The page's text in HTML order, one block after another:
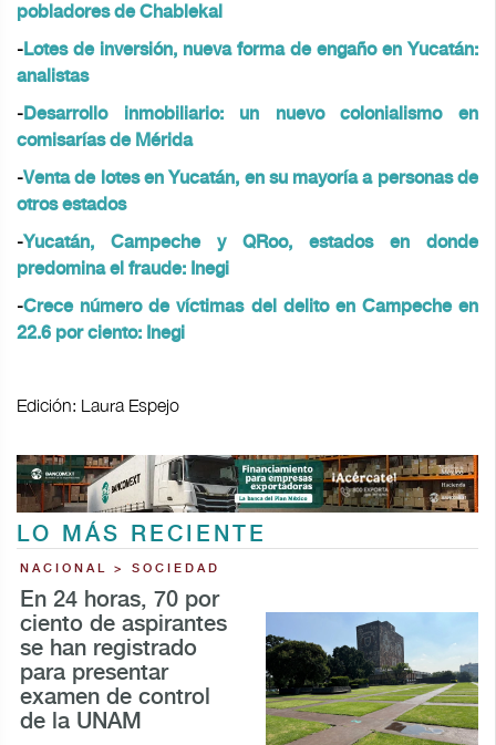
pobladores de Chablekal
-Lotes de inversión, nueva forma de engaño en Yucatán:
analistas
-Desarrollo inmobiliario: un nuevo colonialismo en
comisarías de Mérida
-Venta de lotes en Yucatán, en su mayoría a personas de
otros estados
-Yucatán, Campeche y QRoo, estados en donde
predomina el fraude: Inegi
-Crece número de víctimas del delito en Campeche en
22.6 por ciento: Inegi
Edición: Laura Espejo
LO MÁS RECIENTE
NACIONAL > SOCIEDAD
En 24 horas, 70 por
ciento de aspirantes
se han registrado
para presentar
examen de control
de la UNAM